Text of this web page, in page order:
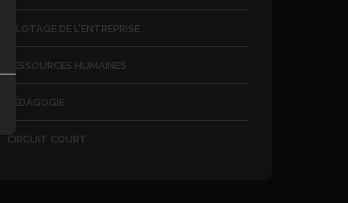
PILOTAGE DE L'ENTREPRISE
RESSOURCES HUMAINES
PÉDAGOGIE
CIRCUIT COURT